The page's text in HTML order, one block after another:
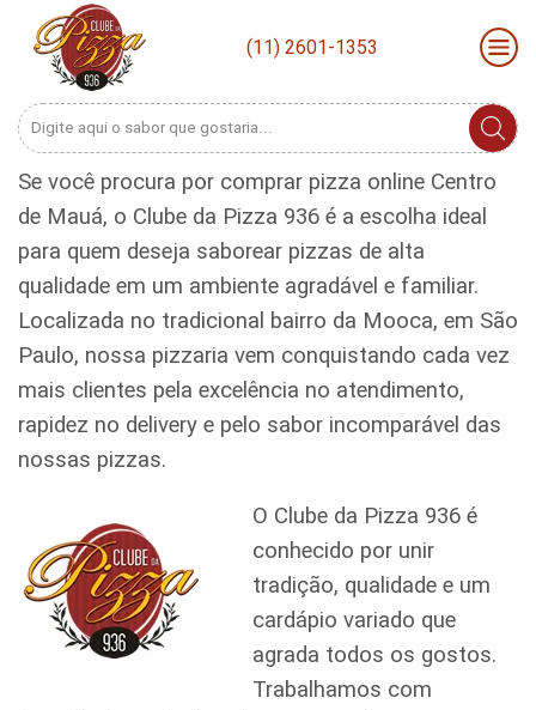
(11) 2601-1353
Search
Se você procura por comprar pizza online Centro
de Mauá, o Clube da Pizza 936 é a escolha ideal
para quem deseja saborear pizzas de alta
qualidade em um ambiente agradável e familiar.
Localizada no tradicional bairro da Mooca, em São
Paulo, nossa pizzaria vem conquistando cada vez
mais clientes pela excelência no atendimento,
rapidez no delivery e pelo sabor incomparável das
nossas pizzas.
O Clube da Pizza 936 é
conhecido por unir
tradição, qualidade e um
cardápio variado que
agrada todos os gostos.
Trabalhamos com